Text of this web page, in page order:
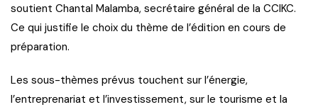
soutient Chantal Malamba, secrétaire général de la CCIKC.
Ce qui justifie le choix du thème de l’édition en cours de
préparation.
Les sous-thèmes prévus touchent sur l’énergie,
l’entreprenariat et l’investissement, sur le tourisme et la